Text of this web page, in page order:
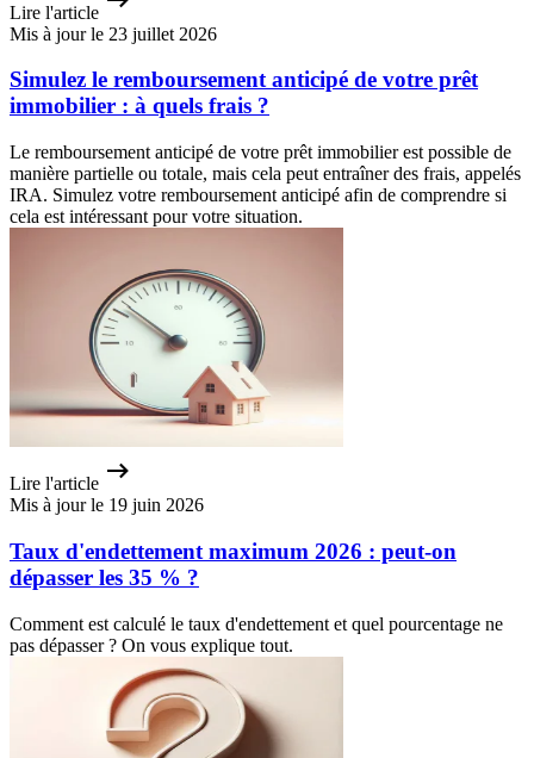
Lire l'article
Mis à jour le 23 juillet 2026
Simulez le remboursement anticipé de votre prêt
immobilier : à quels frais ?
Le remboursement anticipé de votre prêt immobilier est possible de
manière partielle ou totale, mais cela peut entraîner des frais, appelés
IRA. Simulez votre remboursement anticipé afin de comprendre si
cela est intéressant pour votre situation.
Lire l'article
Mis à jour le 19 juin 2026
Taux d'endettement maximum 2026 : peut-on
dépasser les 35 % ?
Comment est calculé le taux d'endettement et quel pourcentage ne
pas dépasser ? On vous explique tout.